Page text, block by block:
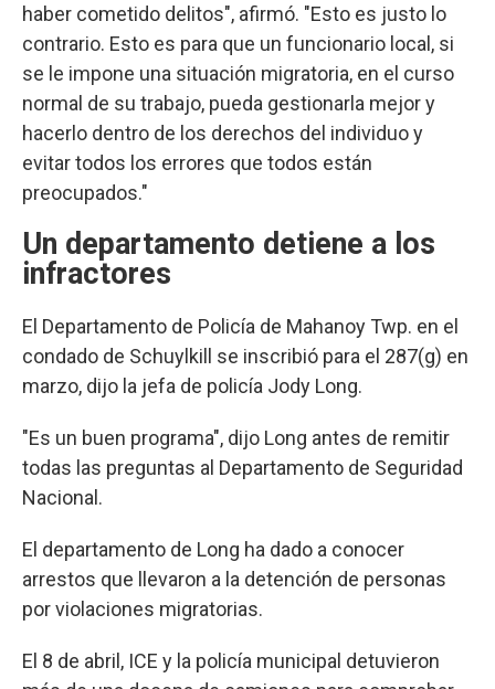
haber cometido delitos", afirmó. "Esto es justo lo
contrario. Esto es para que un funcionario local, si
se le impone una situación migratoria, en el curso
normal de su trabajo, pueda gestionarla mejor y
hacerlo dentro de los derechos del individuo y
evitar todos los errores que todos están
preocupados."
Un departamento detiene a los
infractores
El Departamento de Policía de Mahanoy Twp. en el
condado de Schuylkill se inscribió para el 287(g) en
marzo, dijo la jefa de policía Jody Long.
"Es un buen programa", dijo Long antes de remitir
todas las preguntas al Departamento de Seguridad
Nacional.
El departamento de Long ha dado a conocer
arrestos que llevaron a la detención de personas
por violaciones migratorias.
El 8 de abril, ICE y la policía municipal detuvieron